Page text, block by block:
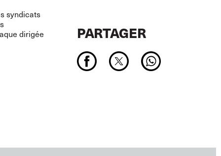
syndicats
dirigée
PARTAGER